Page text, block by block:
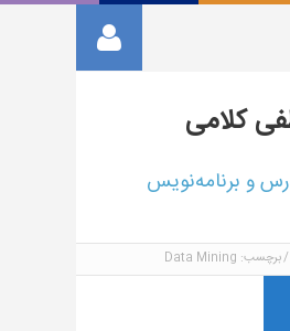
کلامی
و برنامه‌نویس
برچسب: Data Mining